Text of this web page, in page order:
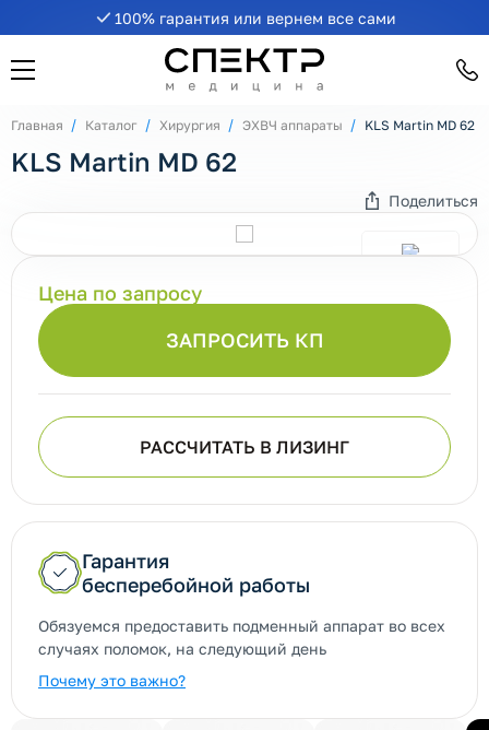
100% гарантия или вернем все сами
Главная Каталог Хирургия ЭХВЧ аппараты KLS Martin MD 62
KLS Martin MD 62
Поделиться
ЗАПРОСИТЬ КП
Цена по запросу
РАССЧИТАТЬ В ЛИЗИНГ
Гарантия
бесперебойной работы
Обязуемся предоставить подменный аппарат во всех
случаях поломок, на следующий день
Почему это важно?